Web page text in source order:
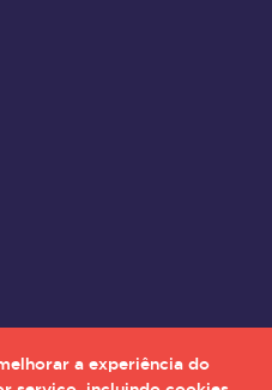
a experiência do